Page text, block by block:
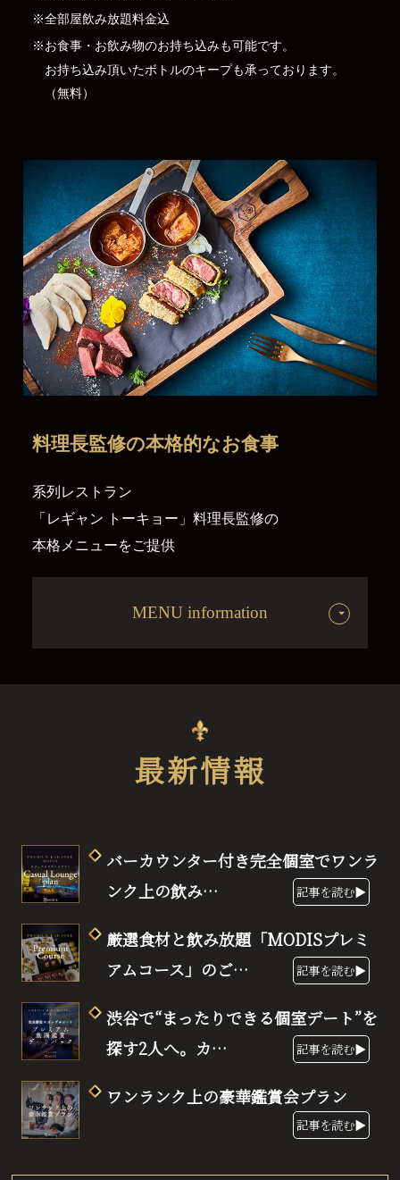
※全部屋飲み放題料金込
※お食事・お飲み物のお持ち込みも可能です。
お持ち込み頂いたボトルのキープも承っております。
（無料）
料理長監修の本格的なお食事
系列レストラン
「レギャン トーキョー」料理長監修の
本格メニューをご提供
MENU information
最新情報
バーカウンター付き完全個室でワンラ
ンク上の飲み…
記事を読む▶
厳選食材と飲み放題「MODISプレミ
アムコース」のご…
記事を読む▶
渋谷で“まったりできる個室デート”を
探す2人へ。カ…
記事を読む▶
ワンランク上の豪華鑑賞会プラン
記事を読む▶